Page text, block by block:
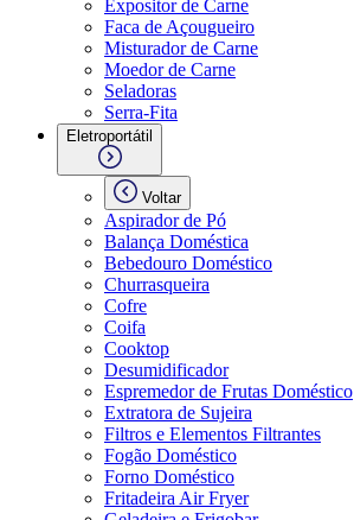
Expositor de Carne
Faca de Açougueiro
Misturador de Carne
Moedor de Carne
Seladoras
Serra-Fita
Eletroportátil
Voltar
Aspirador de Pó
Balança Doméstica
Bebedouro Doméstico
Churrasqueira
Cofre
Coifa
Cooktop
Desumidificador
Espremedor de Frutas Doméstico
Extratora de Sujeira
Filtros e Elementos Filtrantes
Fogão Doméstico
Forno Doméstico
Fritadeira Air Fryer